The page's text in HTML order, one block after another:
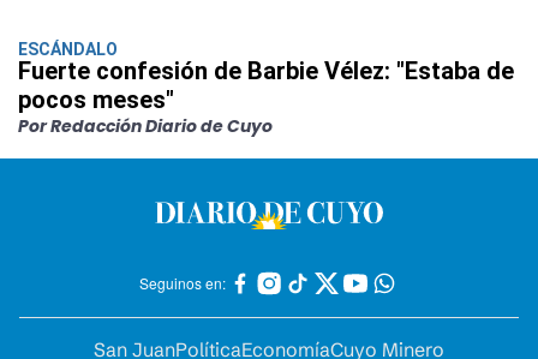
ESCÁNDALO
Fuerte confesión de Barbie Vélez: "Estaba de
pocos meses"
Por Redacción Diario de Cuyo
Seguinos en:
San JuanPolíticaEconomíaCuyo Minero